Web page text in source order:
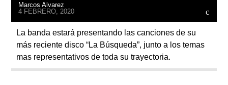
Marcos Alvarez
4 FEBRERO, 2020
La banda estará presentando las canciones de su
más reciente disco “La Búsqueda”, junto a los temas
mas representativos de toda su trayectoria.